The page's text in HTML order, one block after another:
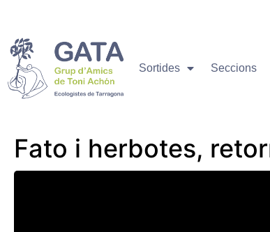
Sortides Seccions
Fato i herbotes,